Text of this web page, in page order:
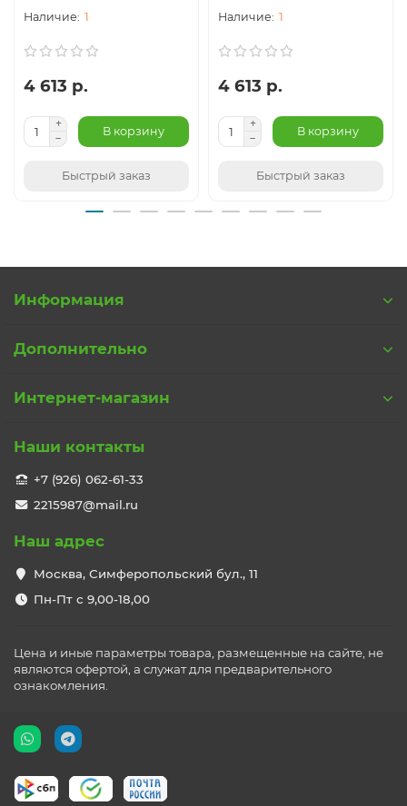
1
4 613 р.
В корзину
Быстрый заказ
1
4 613 р.
В корзину
Быстрый заказ
Информация
Дополнительно
Интернет-магазин
Наши контакты
+7 (926) 062-61-33
2215987@mail.ru
Наш адрес
Москва, Симферопольский бул., 11
Пн-Пт с 9,00-18,00
Цена и иные параметры товара, размещенные на сайте, не
являются офертой, а служат для предварительного
ознакомления.